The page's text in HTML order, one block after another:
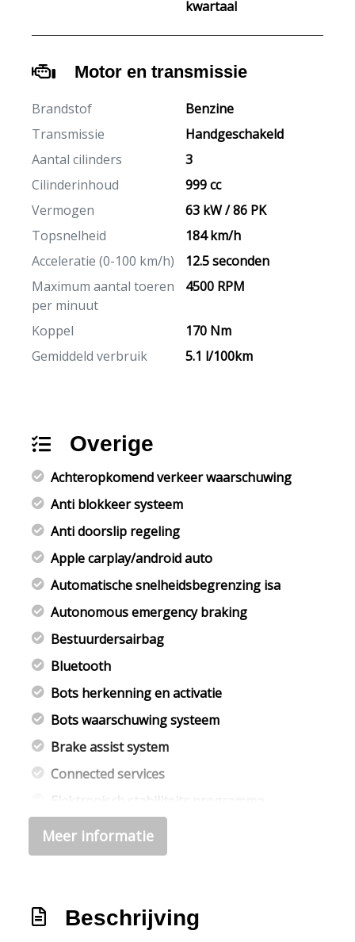
kwartaal
Motor en transmissie
Brandstof
Benzine
Transmissie
Handgeschakeld
Aantal cilinders
3
Cilinderinhoud
999 cc
Vermogen
63 kW / 86 PK
Topsnelheid
184 km/h
Acceleratie (0-100 km/h)
12.5 seconden
Maximum aantal toeren
per minuut
4500 RPM
Koppel
170 Nm
Gemiddeld verbruik
5.1 l/100km
Overige
Achteropkomend verkeer waarschuwing
Anti blokkeer systeem
Anti doorslip regeling
Apple carplay/android auto
Automatische snelheidsbegrenzing isa
Autonomous emergency braking
Bestuurdersairbag
Bluetooth
Bots herkenning en activatie
Bots waarschuwing systeem
Brake assist system
Connected services
Elektronische remkrachtverdeling
Hoofd airbag(s) achter
Passagiersairbag
Rijstrooksensor met correctie
Meer informatie
Beschrijving